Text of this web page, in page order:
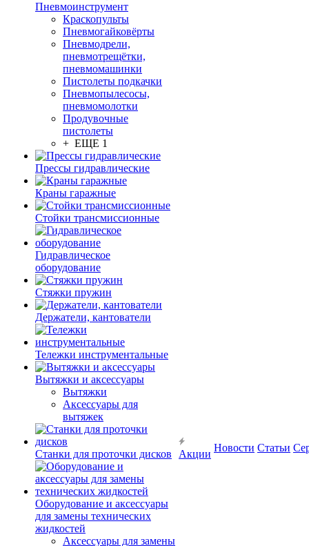
Пневмоинструмент
Краскопульты
Пневмогайковёрты
Пневмодрели,
пневмотрещётки,
пневмомашинки
Пистолеты подкачки
Пневмопылесосы,
пневмомолотки
Продувочные
пистолеты
+ ЕЩЕ 1
Прессы гидравлические
Краны гаражные
Стойки трансмиссионные
Гидравлическое
оборудование
Стяжки пружин
Держатели, кантователи
Тележки инструментальные
Вытяжки и аксессуары
Вытяжки
Аксессуары для
вытяжек
Станки для проточки дисков
Оборудование и аксессуары
для замены технических
жидкостей
Аксессуары для замены
Акции
Новости Статьи